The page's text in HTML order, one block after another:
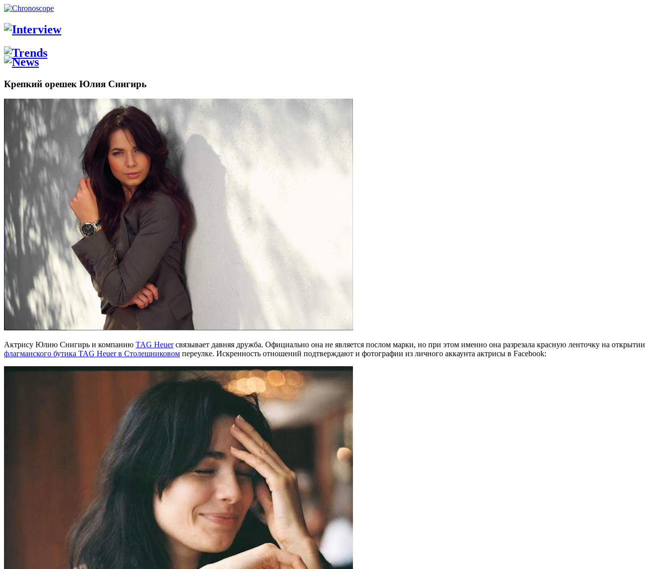
Крепкий орешек Юлия Снигирь
Актрису Юлию Снигирь и компанию TAG Heuerсвязывает давняя дружба. Официально она не является послом марки, но при этом именно она разрезала красную ленточку на открытии
флагманского бутика TAG Heuer в Столешниковом переулке. Искренность отношений подтверждают и фотографии из личного аккаунта актрисы в Facebook: